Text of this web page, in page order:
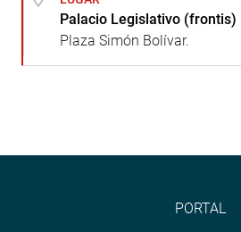
Palacio Legislativo (frontis)
Plaza Simón Bolívar.
PORTAL